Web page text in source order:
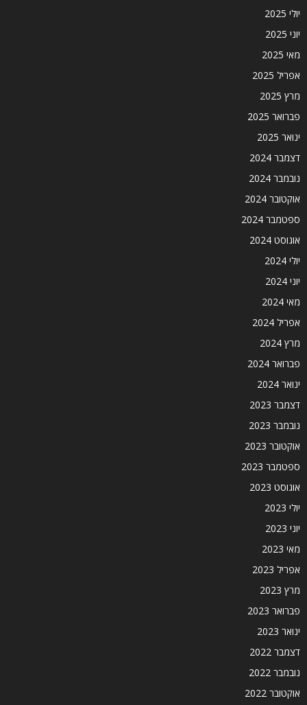
יולי 2025
יוני 2025
מאי 2025
אפריל 2025
מרץ 2025
פברואר 2025
ינואר 2025
דצמבר 2024
נובמבר 2024
אוקטובר 2024
ספטמבר 2024
אוגוסט 2024
יולי 2024
יוני 2024
מאי 2024
אפריל 2024
מרץ 2024
פברואר 2024
ינואר 2024
דצמבר 2023
נובמבר 2023
אוקטובר 2023
ספטמבר 2023
אוגוסט 2023
יולי 2023
יוני 2023
מאי 2023
אפריל 2023
מרץ 2023
פברואר 2023
ינואר 2023
דצמבר 2022
נובמבר 2022
אוקטובר 2022